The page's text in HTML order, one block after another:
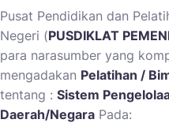
Pusat Pendidikan dan
Negeri (PUSDIKLAT
para narasumber yang
mengadakan Pelatihan /
tentang : Sistem
Daerah/Negara Pada: